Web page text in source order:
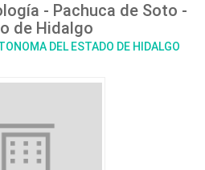
- Pachuca de Soto -
de Hidalgo
DEL ESTADO DE HIDALGO